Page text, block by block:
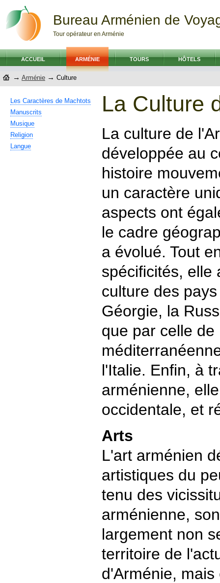
Bureau Arménien de
Tour opérateur en Arménie
ACCUEIL ARMÉNIE TOURS HÔTELS
→ Arménie → Culture
Les Caractères de Machtots
Manuscrits
Musique
Religion
Langue
La Culture
La culture de
développée au
histoire
un caractère
aspects ont
le cadre
a évolué. Tout
spécificités, elle
culture des
Géorgie, la
que par celle de
l'Italie. Enfin, à
arménienne,
occidentale, et
Arts
L'art arménien
artistiques du
tenu des
arménienne,
largement non
territoire de
d'Arménie,